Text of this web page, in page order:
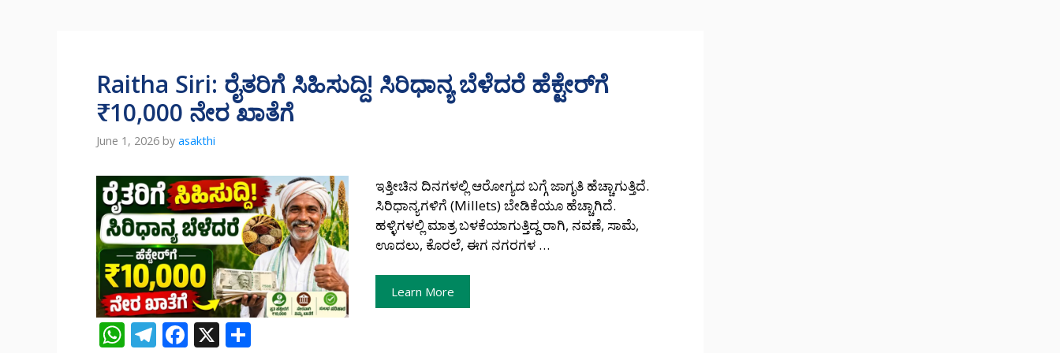
Raitha Siri: ರೈತರಿಗೆ ಸಿಹಿಸುದ್ದಿ! ಸಿರಿಧಾನ್ಯ ಬೆಳೆದರೆ ಹೆಕ್ಟೇರ್‌ಗೆ
₹10,000 ನೇರ ಖಾತೆಗೆ
June 1, 2026 by asakthi
ಇತ್ತೀಚಿನ ದಿನಗಳಲ್ಲಿ ಆರೋಗ್ಯದ ಬಗ್ಗೆ ಜಾಗೃತಿ ಹೆಚ್ಚಾಗುತ್ತಿದೆ.
ಸಿರಿಧಾನ್ಯಗಳಿಗೆ (Millets) ಬೇಡಿಕೆಯೂ ಹೆಚ್ಚಾಗಿದೆ.
ಹಳ್ಳಿಗಳಲ್ಲಿ ಮಾತ್ರ ಬಳಕೆಯಾಗುತ್ತಿದ್ದ ರಾಗಿ, ನವಣೆ, ಸಾಮೆ,
ಊದಲು, ಕೊರಲೆ, ಈಗ ನಗರಗಳ …
Learn More
W T F X